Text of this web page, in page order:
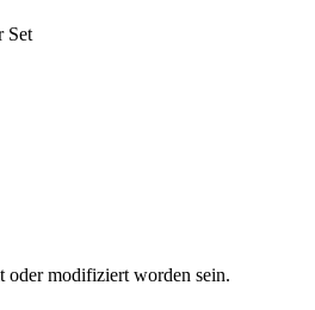
modifiziert worden sein.